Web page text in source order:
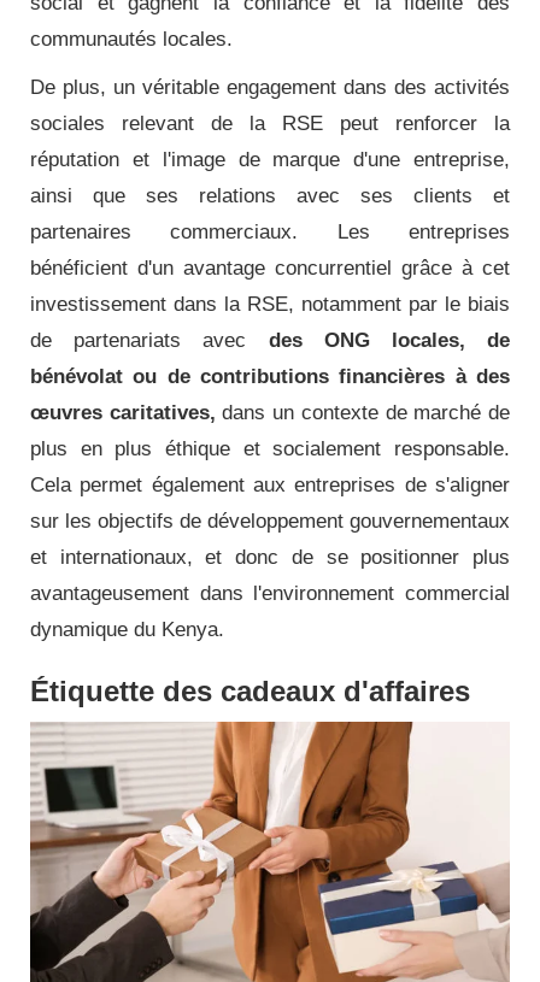
communautés locales.
De plus, un véritable engagement dans des activités
sociales relevant de la RSE peut renforcer la
réputation et l'image de marque d'une entreprise,
ainsi que ses relations avec ses clients et
partenaires commerciaux. Les entreprises
bénéficient d'un avantage concurrentiel grâce à cet
investissement dans la RSE, notamment par le biais
de partenariats avec des ONG locales, de
bénévolat ou de contributions financières à des
œuvres caritatives, dans un contexte de marché de
plus en plus éthique et socialement responsable.
Cela permet également aux entreprises de s'aligner
sur les objectifs de développement gouvernementaux
et internationaux, et donc de se positionner plus
avantageusement dans l'environnement commercial
dynamique du Kenya.
Étiquette des cadeaux d'affaires